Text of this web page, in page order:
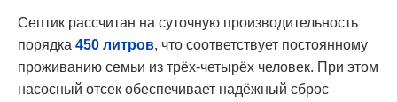
Септик рассчитан на суточную производительность
порядка 450 литров, что соответствует постоянному
проживанию семьи из трёх-четырёх человек. При этом
насосный отсек обеспечивает надёжный сброс